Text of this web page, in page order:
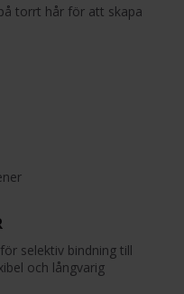
torrt hår för att skapa
selektiv bindning till
och långvarig